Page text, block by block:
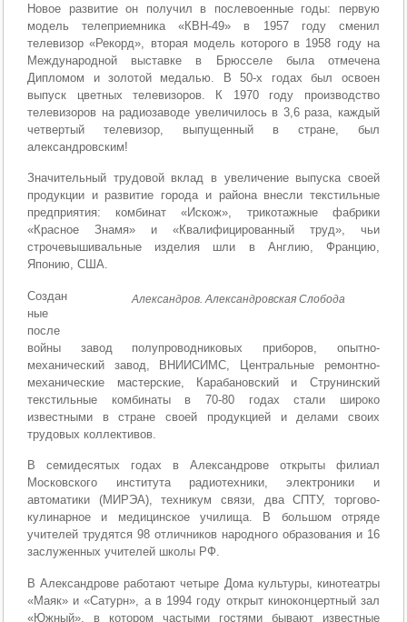
Новое развитие он получил в послевоенные годы: первую
модель телеприемника «КВН-49» в 1957 году сменил
телевизор «Рекорд», вторая модель которого в 1958 году на
Международной выставке в Брюсселе была отмечена
Дипломом и золотой медалью. В 50-х годах был освоен
выпуск цветных телевизоров. К 1970 году производство
телевизоров на радиозаводе увеличилось в 3,6 раза, каждый
четвертый телевизор, выпущенный в стране, был
александровским!
Значительный трудовой вклад в увеличение выпуска своей
продукции и развитие города и района внесли текстильные
предприятия: комбинат «Искож», трикотажные фабрики
«Красное Знамя» и «Квалифицированный труд», чьи
строчевышивальные изделия шли в Англию, Францию,
Японию, США.
Александров. Александровская Слобода
Создан
ные
после
войны завод полупроводниковых приборов, опытно-
механический завод, ВНИИСИМС, Центральные ремонтно-
механические мастерские, Карабановский и Струнинский
текстильные комбинаты в 70-80 годах стали широко
известными в стране своей продукцией и делами своих
трудовых коллективов.
В семидесятых годах в Александрове открыты филиал
Московского института радиотехники, электроники и
автоматики (МИРЭА), техникум связи, два СПТУ, торгово-
кулинарное и медицинское училища. В большом отряде
учителей трудятся 98 отличников народного образования и 16
заслуженных учителей школы РФ.
В Александрове работают четыре Дома культуры, кинотеатры
«Маяк» и «Сатурн», а в 1994 году открыт киноконцертный зал
«Южный», в котором частыми гостями бывают известные